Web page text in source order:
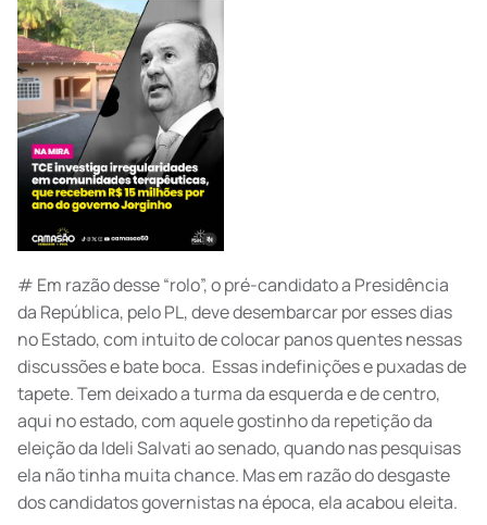
# Em razão desse “rolo”, o pré-candidato a Presidência
da República, pelo PL, deve desembarcar por esses dias
no Estado, com intuito de colocar panos quentes nessas
discussões e bate boca. Essas indefinições e puxadas de
tapete. Tem deixado a turma da esquerda e de centro,
aqui no estado, com aquele gostinho da repetição da
eleição da Ideli Salvati ao senado, quando nas pesquisas
ela não tinha muita chance. Mas em razão do desgaste
dos candidatos governistas na época, ela acabou eleita.